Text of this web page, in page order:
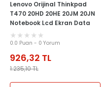
Lenovo Orijinal Thinkpad
T470 20HD 20HE 20JM 20JN
Notebook Lcd Ekran Data
Flex Kablosu
0.0 Puan - 0 Yorum
926,32 TL
1.235,10TL